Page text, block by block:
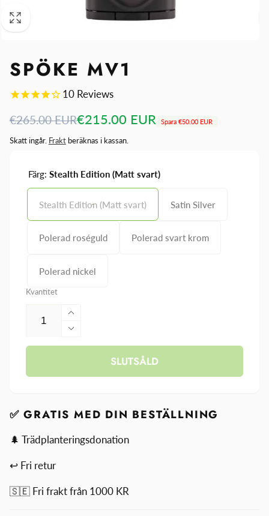
SPÖKE MV1
10Reviews
Ordinarie
pris
€265.00 EUR
Försäljningspris€215.00 EUR Spara€50.00 EUR
Skatt ingår. Fraktberäknas i kassan.
Färg:Stealth Edition (Matt svart)
Stealth Edition (Matt svart) Satin Silver
Polerad roséguld Polerad svart krom
Polerad nickel
Kvantitet
Öka
kvantitet
för
Minska
kvantitet
Spöke
SLUTSÅLD
✅ GRATIS MED DIN BESTÄLLNING
🌲 Trädplanteringsdonation
↩ Fri retur
🇸🇪 Fri frakt från 1000 KR